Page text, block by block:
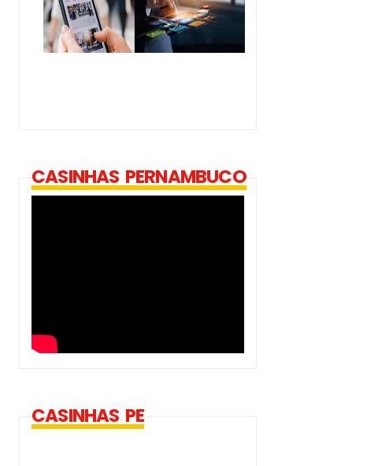
CASINHAS PERNAMBUCO
CASINHAS PE